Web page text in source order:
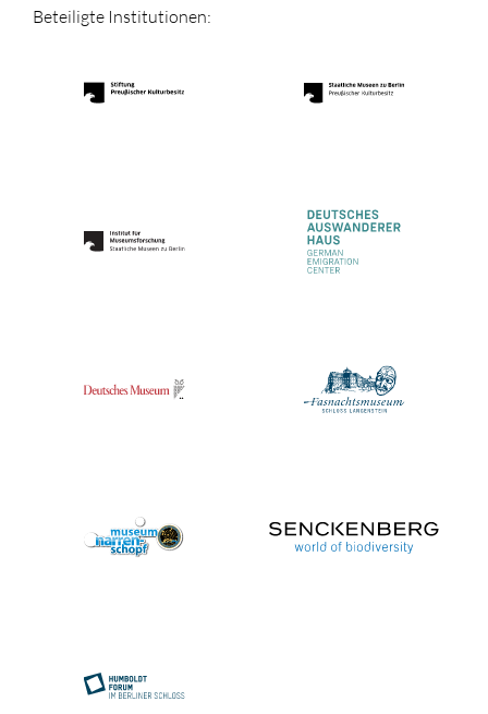
Beteiligte Institutionen: